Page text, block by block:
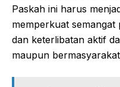
Paskah ini harus
memperkuat
dan keterlibatan aktif
maupun